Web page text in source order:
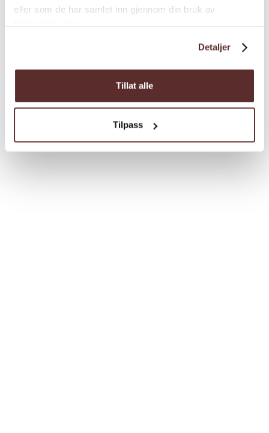
eller som de har samlet inn gjennom din bruk av
Detaljer
Tillat alle
Tilpass